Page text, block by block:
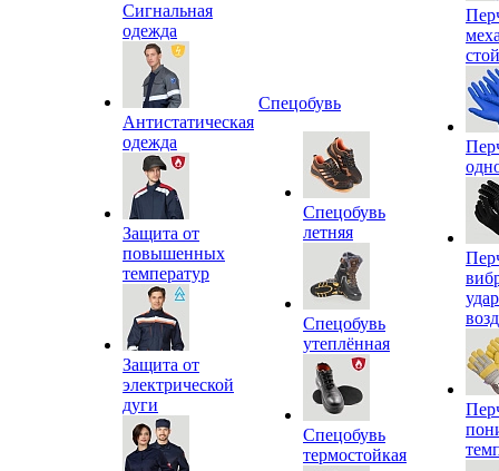
Сигнальная
одежда
Антистатическая
одежда
Защита от
повышенных
температур
Защита от
электрической
дуги
Спецобувь
Спецобувь
летняя
Спецобувь
утеплённая
Спецобувь
термостойкая